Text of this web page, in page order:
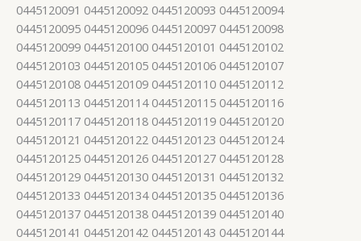
0445120091 0445120092 0445120093 0445120094
0445120095 0445120096 0445120097 0445120098
0445120099 0445120100 0445120101 0445120102
0445120103 0445120105 0445120106 0445120107
0445120108 0445120109 0445120110 0445120112
0445120113 0445120114 0445120115 0445120116
0445120117 0445120118 0445120119 0445120120
0445120121 0445120122 0445120123 0445120124
0445120125 0445120126 0445120127 0445120128
0445120129 0445120130 0445120131 0445120132
0445120133 0445120134 0445120135 0445120136
0445120137 0445120138 0445120139 0445120140
0445120141 0445120142 0445120143 0445120144